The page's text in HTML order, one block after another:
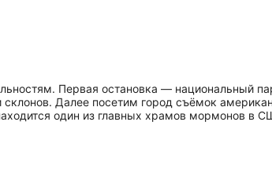
Первая остановка — национальный
Далее посетим город съёмок
один из главных храмов мормонов в